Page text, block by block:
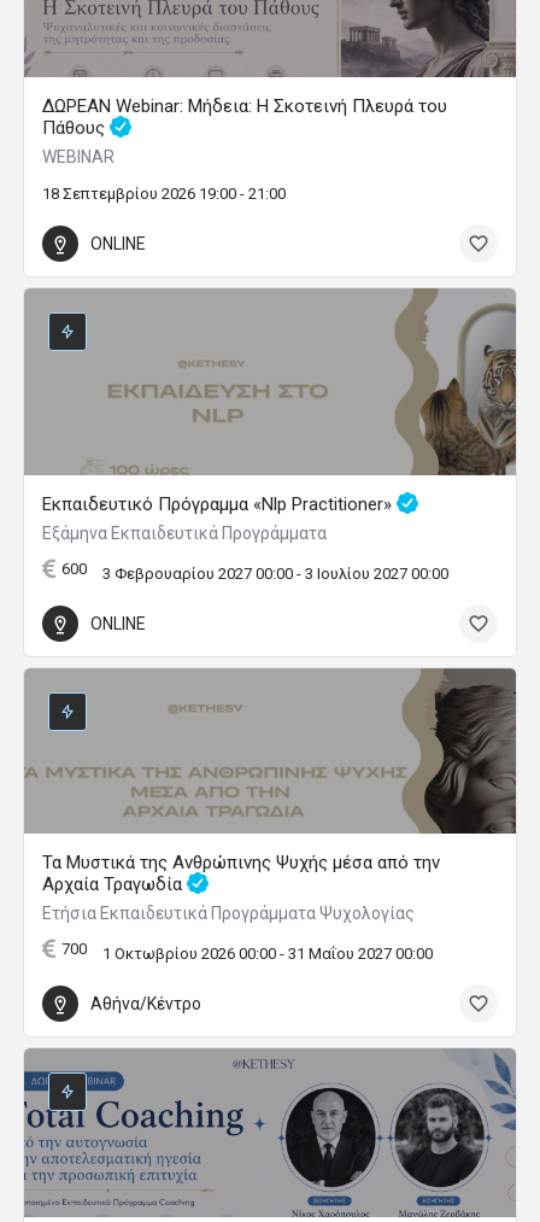
ΔΩΡΕΑΝ Webinar: Μήδεια: Η Σκοτεινή Πλευρά του
Πάθους
WEBINAR
18 Σεπτεμβρίου 2026 19:00 - 21:00
ONLINE
Εκπαιδευτικό Πρόγραμμα «Nlp Practitioner»
Εξάμηνα Εκπαιδευτικά Προγράμματα
600 3 Φεβρουαρίου 2027 00:00 - 3 Ιουλίου 2027 00:00
ONLINE
Τα Μυστικά της Ανθρώπινης Ψυχής μέσα από την
Αρχαία Τραγωδία
Ετήσια Εκπαιδευτικά Προγράμματα Ψυχολογίας
700 1 Οκτωβρίου 2026 00:00 - 31 Μαΐου 2027 00:00
Αθήνα/Κέντρο